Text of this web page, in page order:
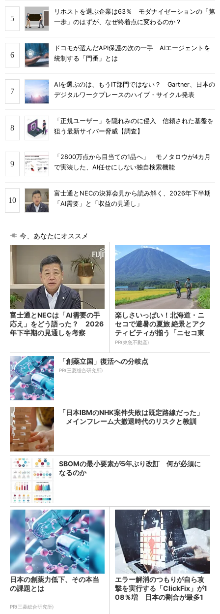
リホストを選ぶ企業は63％ モダナイゼーションの「第
一歩」のはずが、なぜ終着点に変わるのか？
ドコモが選んだAPI保護の次の一手 AIエージェントを
統制する「門番」とは
AIを選ぶのは、もうIT部門ではない？ Gartner、日本の
デジタルワークプレースのハイプ・サイクル発表
「正規ユーザー」を隠れみのに侵入 信頼された基盤を
狙う最新サイバー脅威【調査】
「2800万点から目当ての1品へ」 モノタロウが4カ月
で実装した、AI任せにしない独自検索機能
富士通とNECの決算会見から読み解く、2026年下半期
「AI需要」と「収益の見通し」
今、あなたにオススメ
富士通とNECは「AI需要の手
応え」をどう語った？ 2026
年下半期の見通しを考察
楽しさいっぱい！北海道・ニ
セコで避暑の夏旅 絶景とアク
ティビティが揃う「ニセコ東
急 グラン・ヒラフ」～東急不
PR(東急不動産)
「創薬立国」復活への分岐点
PR(三菱総合研究所)
「日本IBMのNHK案件失敗は既定路線だった」
メインフレーム大撤退時代のリスクと教訓
SBOMの最小要素が5年ぶり改訂 何が必須に
なるのか
日本の創薬力低下、その本当
の課題とは
PR(三菱総合研究所)
エラー解消のつもりが自ら攻
撃を実行する「ClickFix」が1
08％増 日本の割合が最多1